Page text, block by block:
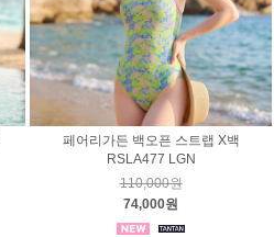
페어리가든 백오픈 스트랩 X백
RSLA477 LGN
110,000원
74,000원